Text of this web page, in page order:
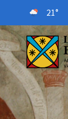
21°